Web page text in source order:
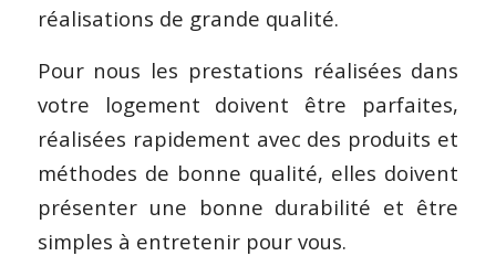
réalisations de grande qualité.
Pour nous les prestations réalisées dans
votre logement doivent être parfaites,
réalisées rapidement avec des produits et
méthodes de bonne qualité, elles doivent
présenter une bonne durabilité et être
simples à entretenir pour vous.